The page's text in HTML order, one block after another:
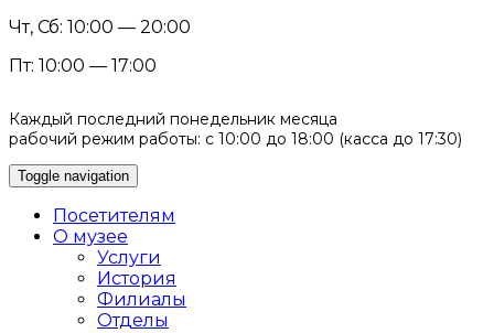
Чт, Сб: 10:00 — 20:00
Пт: 10:00 — 17:00
Каждый последний понедельник месяца
рабочий режим работы: с 10:00 до 18:00 (касса до 17:30)
Toggle navigation
Посетителям
О музее
Услуги
История
Филиалы
Отделы